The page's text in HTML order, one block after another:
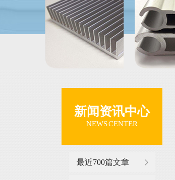
新闻资讯中心
NEWS CENTER
最近700篇文章